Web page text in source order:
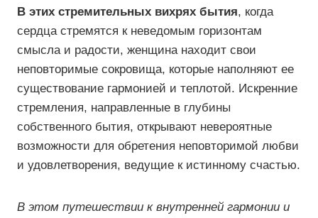
В этих стремительных вихрях бытия, когда
сердца стремятся к неведомым горизонтам
смысла и радости, женщина находит свои
неповторимые сокровища, которые наполняют ее
существование гармонией и теплотой. Искренние
стремления, направленные в глубины
собственного бытия, открывают невероятные
возможности для обретения неповторимой любви
и удовлетворения, ведущие к истинному счастью.
В этом путешествии к внутренней гармонии и